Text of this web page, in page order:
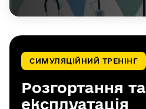
СИМУЛЯЦІЙНИЙ ТРЕНІНГ
Розгортання та
експлуатація